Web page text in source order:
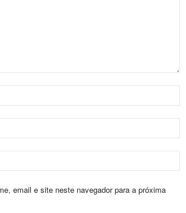
email e site neste navegador para a próxima